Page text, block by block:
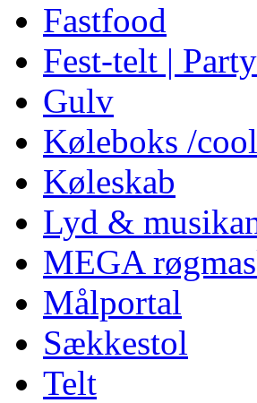
Fastfood
Fest-telt |
Gulv
Køleboks /
Køleskab
Lyd &
MEGA
Målportal
Sækkestol
Telt